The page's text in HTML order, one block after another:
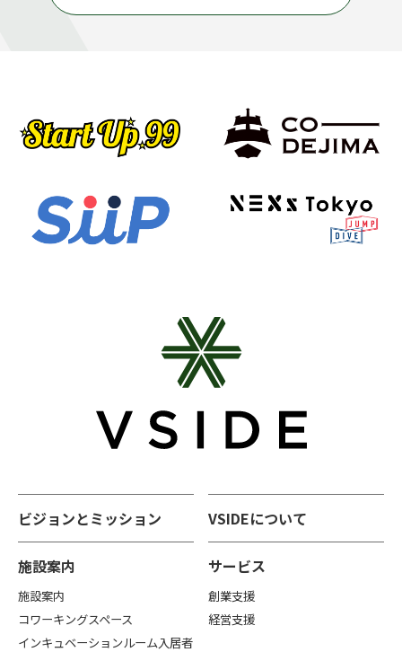
ビジョンとミッション VSIDEについて
施設案内
施設案内
コワーキングスペース
インキュベーションルーム入居者
サービス
創業支援
経営支援